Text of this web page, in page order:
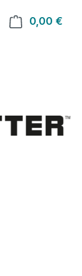
0,00 €